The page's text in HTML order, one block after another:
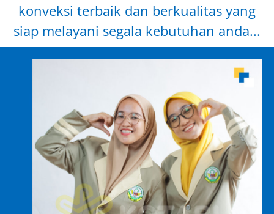
konveksi terbaik dan berkualitas yang
siap melayani segala kebutuhan anda...